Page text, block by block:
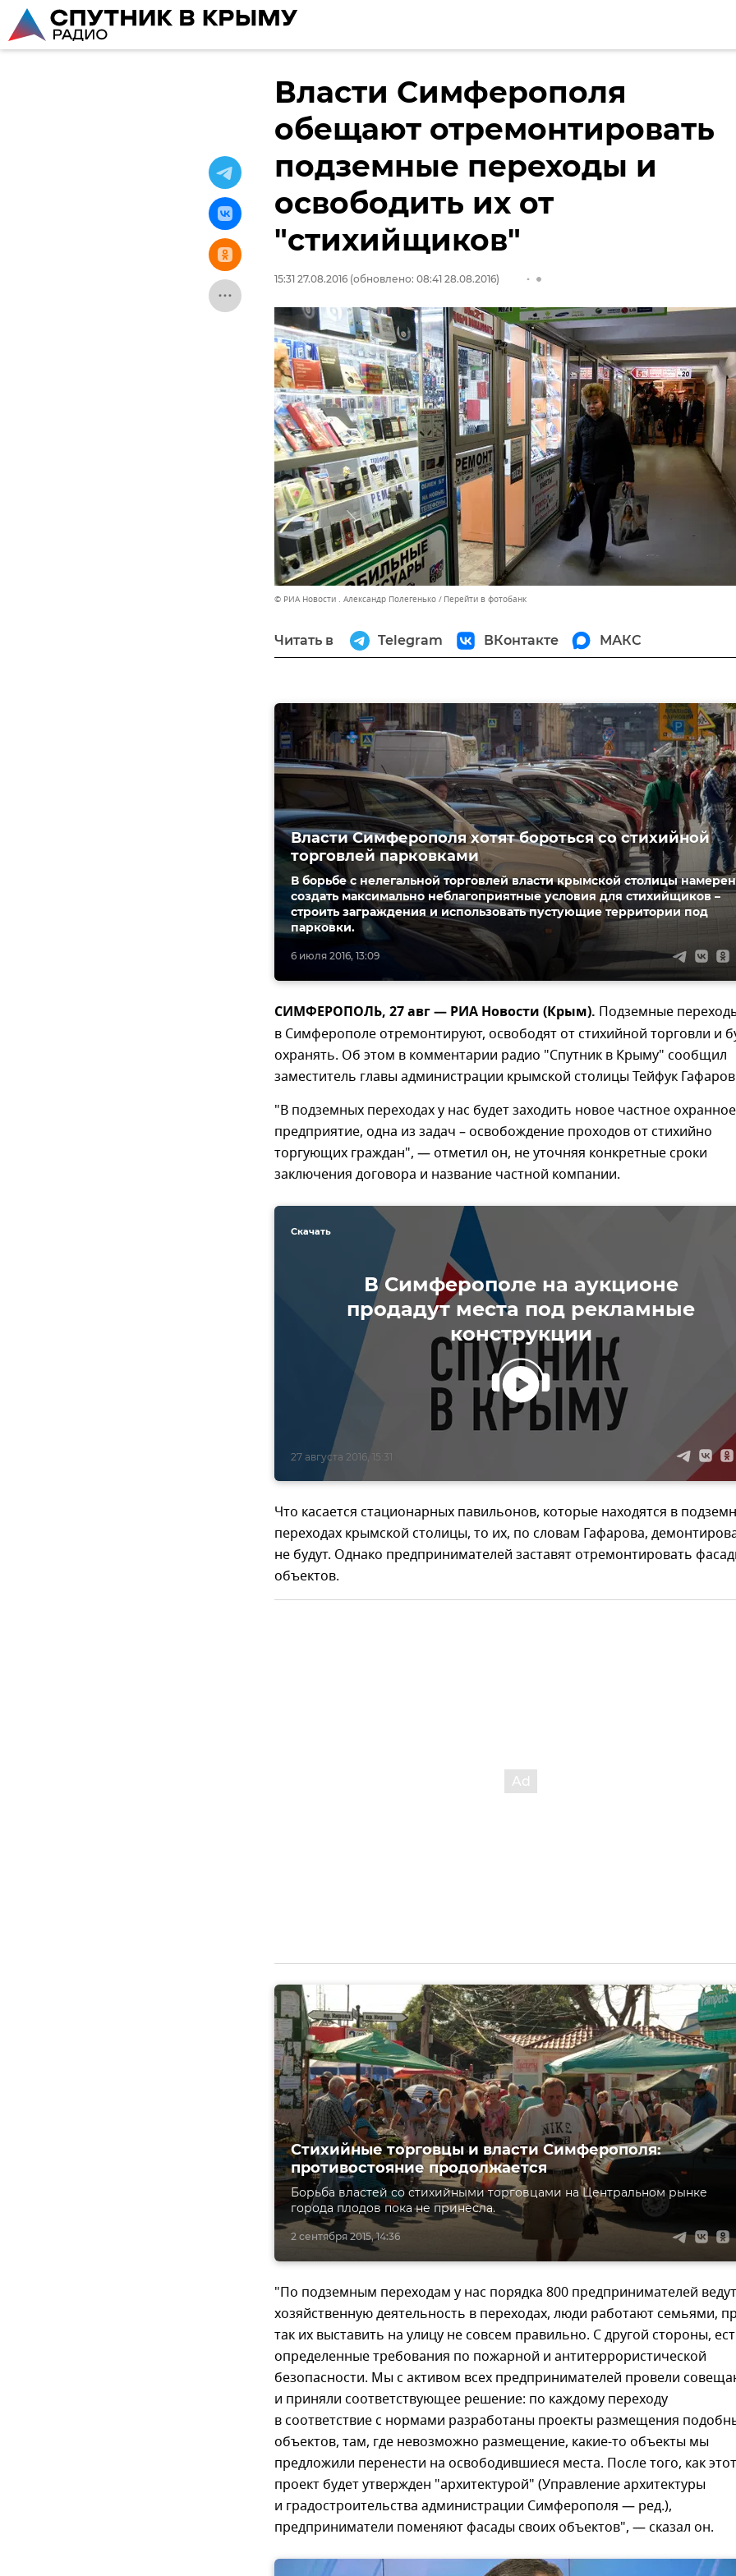
Власти Симферополя
обещают отремонтировать
подземные переходы и
освободить их от
"стихийщиков"
15:31 27.08.2016 (обновлено: 08:41 28.08.2016)
© РИА Новости . Александр Полегенько Перейти в фотобанк
Читать в Telegram ВКонтакте МАКС
6 июля 2016, 13:09
Власти Симферополя хотят бороться со стихийной
торговлей парковками
В борьбе с нелегальной торговлей власти крымской столицы
создать максимально неблагоприятные условия для стихийщиков –
строить заграждения и использовать пустующие территории под
парковки.
СИМФЕРОПОЛЬ, 27 авг — РИА Новости (Крым). Подземные
в Симферополе отремонтируют, освободят от стихийной торговли и
охранять. Об этом в комментарии радио "Спутник в Крыму" сообщил
заместитель главы администрации крымской столицы Тейфук
"В подземных переходах у нас будет заходить новое частное охранное
предприятие, одна из задач – освобождение проходов от стихийно
торгующих граждан", — отметил он, не уточняя конкретные сроки
заключения договора и название частной компании.
В Симферополе на аукционе
продадут места под рекламные
конструкции
27 августа 2016, 15:31
Скачать
Что касается стационарных павильонов, которые находятся в
переходах крымской столицы, то их, по словам Гафарова,
не будут. Однако предпринимателей заставят отремонтировать
объектов.
2 сентября 2015, 14:36
Стихийные торговцы и власти Симферополя:
противостояние продолжается
Борьба властей со стихийными торговцами на Центральном рынке
города плодов пока не принесла.
"По подземным переходам у нас порядка 800 предпринимателей ведут
хозяйственную деятельность в переходах, люди работают семьями,
так их выставить на улицу не совсем правильно. С другой стороны,
определенные требования по пожарной и антитеррористической
безопасности. Мы с активом всех предпринимателей провели
и приняли соответствующее решение: по каждому переходу
в соответствие с нормами разработаны проекты размещения
объектов, там, где невозможно размещение, какие-то объекты мы
предложили перенести на освободившиеся места. После того, как этот
проект будет утвержден "архитектурой" (Управление архитектуры
и градостроительства администрации Симферополя — ред.),
предприниматели поменяют фасады своих объектов", — сказал он.